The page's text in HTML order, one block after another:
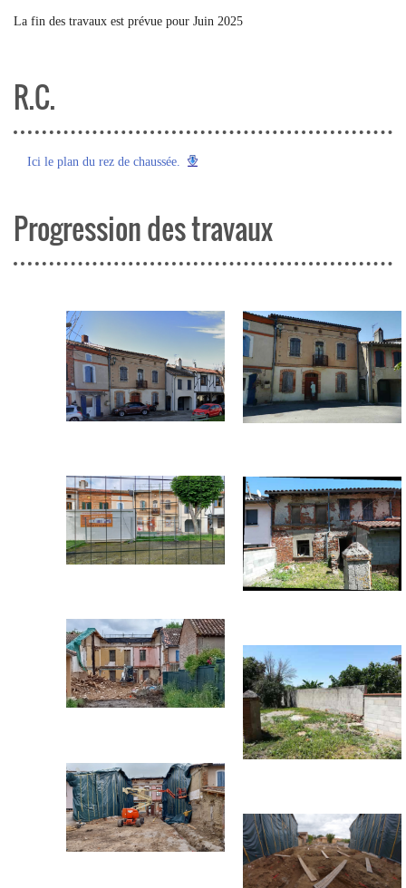
La fin des travaux est prévue pour Juin 2025
R.C.
Ici le plan du rez de chaussée.
Progression des travaux